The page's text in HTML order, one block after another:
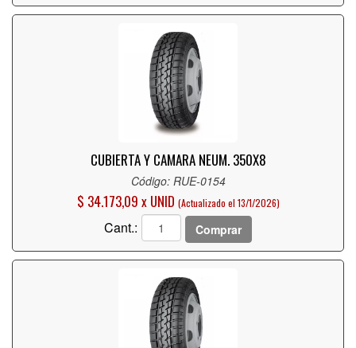
CUBIERTA Y CAMARA NEUM. 350X8
Código: RUE-0154
$ 34.173,09 x UNID (Actualizado el 13/1/2026)
Cant.: Comprar